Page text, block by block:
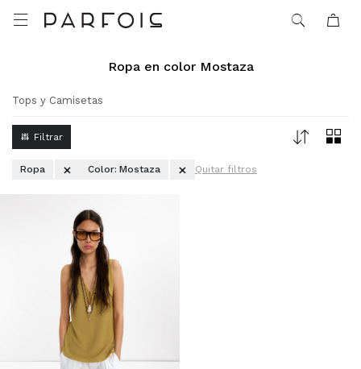

Ropa en color Mostaza
Tops y Camisetas
Ropa Color: Mostaza Quitar filtros